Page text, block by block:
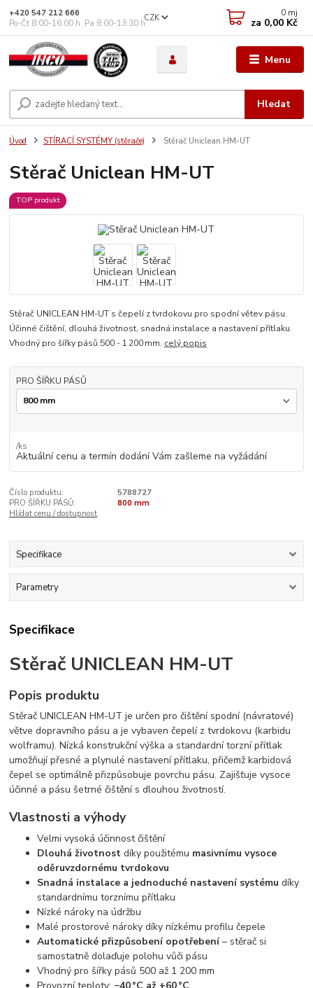
Menu
CZK
Hledat
+420 547 212 666
Po-Čt 8:00-16:00 h. Pa 8:00-13:30 h.
0 mj
za 0,00 Kč
Úvod STÍRACÍ SYSTÉMY (stěrače) Stěrač Uniclean HM-UT
Stěrač Uniclean HM-UT
TOP produkt
Stěrač UNICLEAN HM-UT s čepelí z tvrdokovu pro spodní větev pásu.
Účinné čištění, dlouhá životnost, snadná instalace a nastavení přítlaku.
Vhodný pro šířky pásů 500 - 1 200 mm. celý popis
PRO ŠÍŘKU PÁSŮ
/ks
Aktuální cenu a termín dodání Vám zašleme na vyžádání
Číslo produktu:
5788727
PRO ŠÍŘKU PÁSŮ:
800 mm
Hlídat cenu / dostupnost
Specifikace
Parametry
Specifikace
Stěrač UNICLEAN HM-UT
Popis produktu
Stěrač UNICLEAN HM-UT je určen pro čištění spodní (návratové)
větve dopravního pásu a je vybaven čepelí z tvrdokovu (karbidu
wolframu). Nízká konstrukční výška a standardní torzní přítlak
umožňují přesné a plynulé nastavení přítlaku, přičemž karbidová
čepel se optimálně přizpůsobuje povrchu pásu. Zajišťuje vysoce
účinné a pásu šetrné čištění s dlouhou životností.
Vlastnosti a výhody
Velmi vysoká účinnost čištění
Dlouhá životnost díky použitému masivnímu vysoce
oděruvzdornému tvrdokovu
Snadná instalace a jednoduché nastavení systému díky
standardnímu torznímu přítlaku
Nízké nároky na údržbu
Malé prostorové nároky díky nízkému profilu čepele
Automatické přizpůsobení opotřebení– stěrač si
samostatně dolaďuje polohu vůči pásu
Vhodný pro šířky pásů 500 až 1 200 mm
Provozní teploty: −40 °C až +60 °C